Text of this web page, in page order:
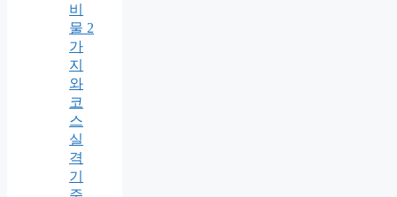
비
물 2
가
지
와
코
스
실
격
기